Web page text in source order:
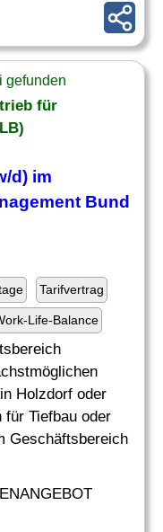
gefunden
für
d) im
Bund
Tarifvertrag
Life-Balance
Holzdorf oder
für Tiefbau oder
Geschäftsbereich